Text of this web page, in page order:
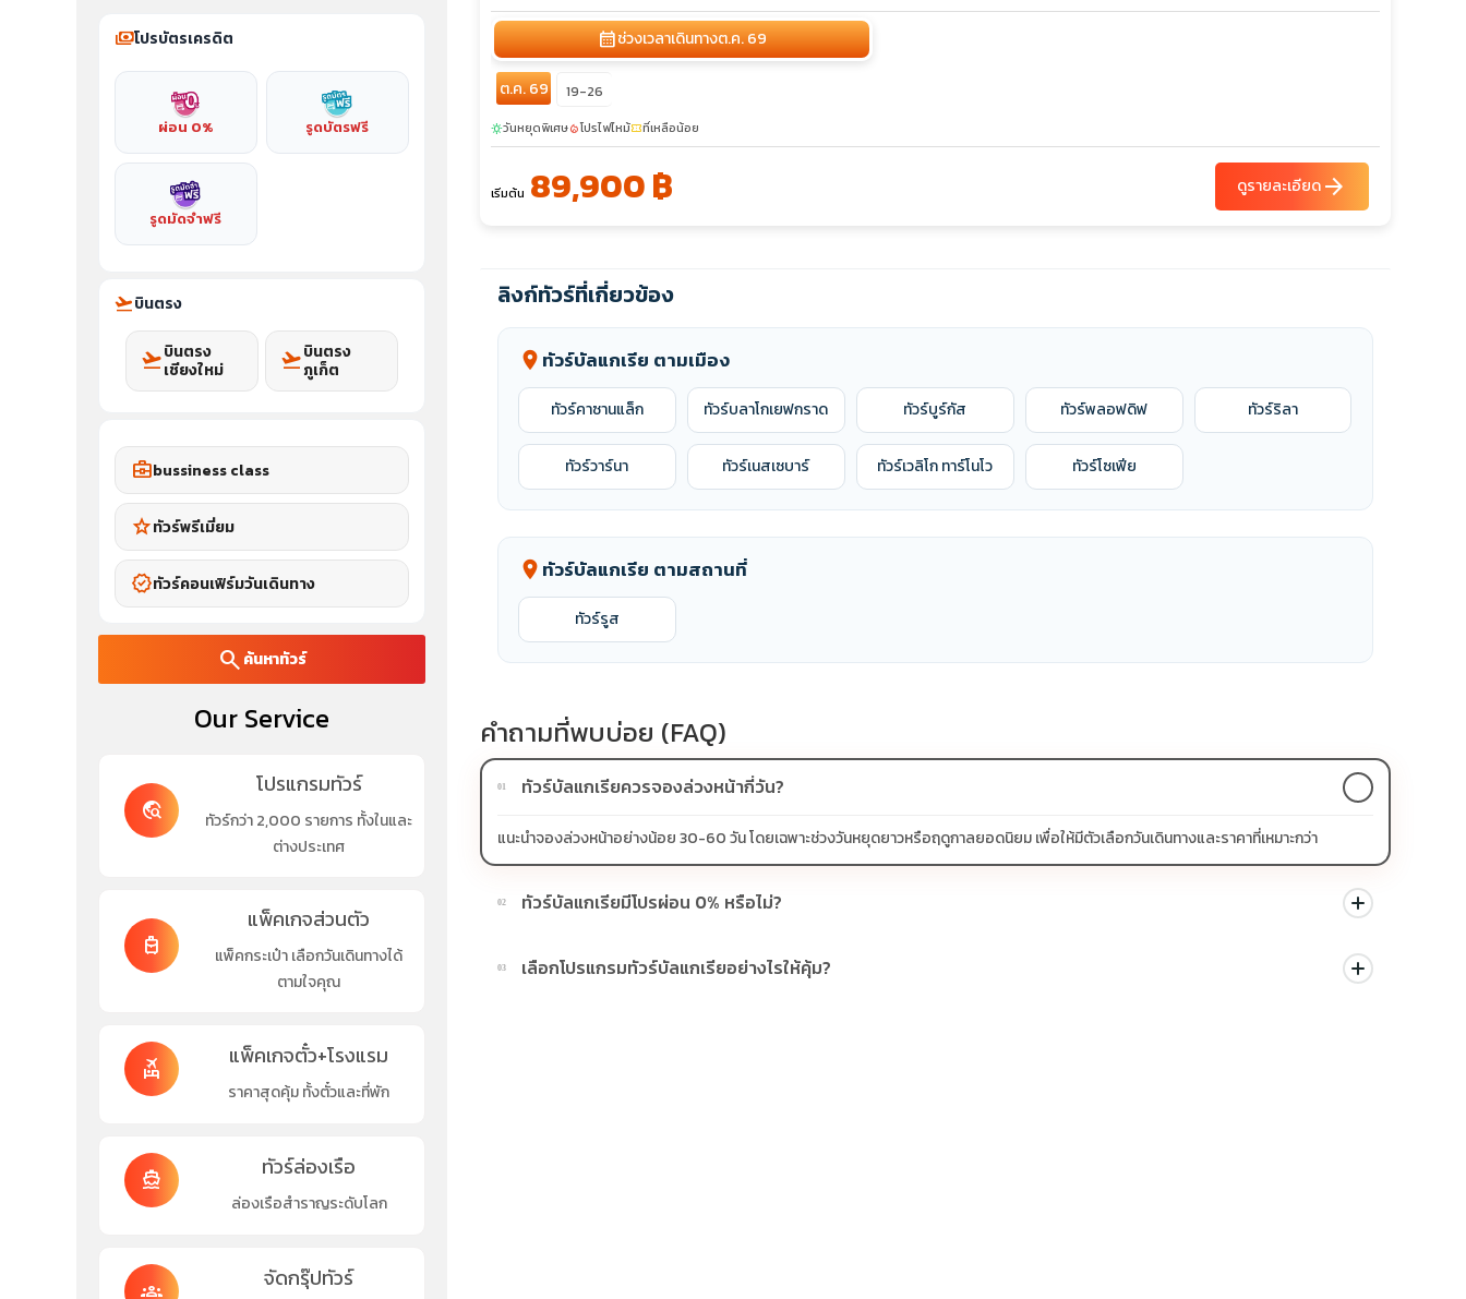
paymentsโปรบัตรเครดิต
ผ่อน 0% รูดบัตรฟรี
รูดมัดจำฟรี
flight_takeoffบินตรง
flight_takeoffบินตรง
เชียงใหม่
flight_takeoffบินตรง
ภูเก็ต
business_centerbussiness class
starทัวร์พรีเมี่ยม
verifiedทัวร์คอนเฟิร์มวันเดินทาง
search ค้นหาทัวร์
Our Service
travel_explore
โปรแกรมทัวร์
ทัวร์กว่า 2,000 รายการ ทั้งในและ
ต่างประเทศ
travel_luggage_and_bags
แพ็คเกจส่วนตัว
แพ็คกระเป๋า เลือกวันเดินทางได้
ตามใจคุณ
flights_and_hotels แพ็คเกจตั๋ว+โรงแรม
ราคาสุดคุ้ม ทั้งตั๋วและที่พัก
directions_boat ทัวร์ล่องเรือ
ล่องเรือสำราญระดับโลก
groups จัดกรุ๊ปทัวร์
calendar_monthช่วงเวลาเดินทางต.ค. 69
ต.ค. 69 19-26
sunnyวันหยุดพิเศษlocal_fire_departmentโปรไฟไหม้confirmation_numberที่เหลือน้อย
เริ่มต้น 89,900 ฿ ดูรายละเอียดarrow_forward
ลิงก์ทัวร์ที่เกี่ยวข้อง
location_on ทัวร์บัลแกเรีย ตามเมือง
ทัวร์คาซานแล็ก ทัวร์บลาโกเยฟกราด ทัวร์บูร์กัส ทัวร์พลอฟดิฟ ทัวร์ริลา
ทัวร์วาร์นา ทัวร์เนสเซบาร์ ทัวร์เวลิโก ทาร์โนโว ทัวร์โซเฟีย
location_on ทัวร์บัลแกเรีย ตามสถานที่
ทัวร์รูส
คำถามที่พบบ่อย (FAQ)
01 ทัวร์บัลแกเรียควรจองล่วงหน้ากี่วัน?
แนะนำจองล่วงหน้าอย่างน้อย 30-60 วัน โดยเฉพาะช่วงวันหยุดยาวหรือฤดูกาลยอดนิยม เพื่อให้มีตัวเลือกวันเดินทางและราคาที่เหมาะกว่า
02 ทัวร์บัลแกเรียมีโปรผ่อน 0% หรือไม่?
บางโปรแกรมมีโปรผ่อน 0% หรือโปรโมชั่นบัตรเครดิตตามเงื่อนไขที่บริษัทกำหนด สามารถดูสัญลักษณ์โปรโมชั่นในรายการทัวร์แต่ละรายการได้
03 เลือกโปรแกรมทัวร์บัลแกเรียอย่างไรให้คุ้ม?